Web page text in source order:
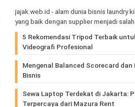
jajak.web.id - alam dunia bisnis laundry
yang baik dengan supplier menjadi salah
5 Rekomendasi Tripod Terbaik
Videografi Profesional
Mengenal Balanced Scorecard
Bisnis
Sewa Laptop Terdekat di Jakarta:
Terpercaya dari Mazura Rent